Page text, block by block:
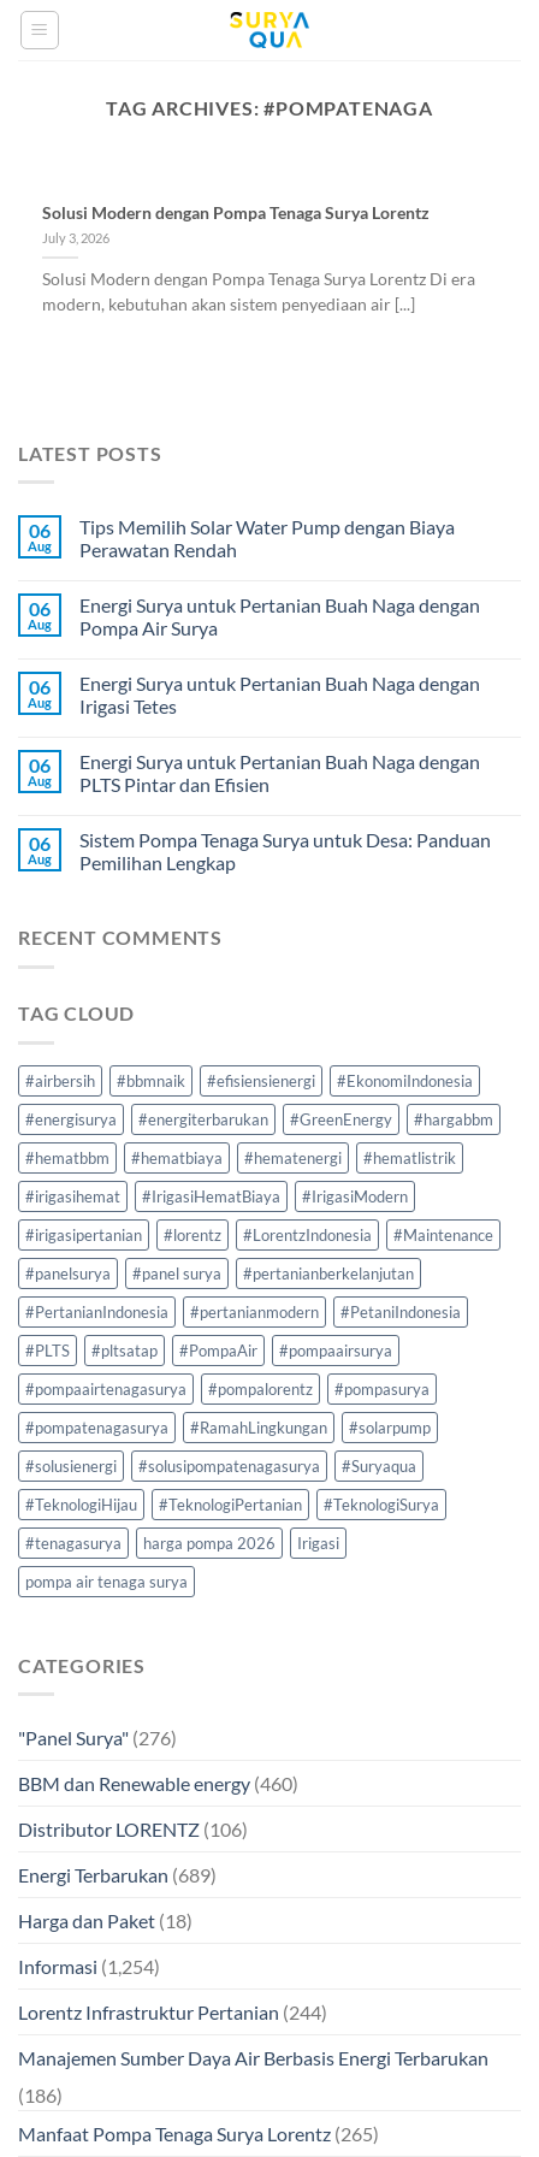
Skip
TAG ARCHIVES:#POMPATENAGA
Solusi Modern dengan Pompa Tenaga Surya Lorentz
July 3, 2026
Solusi Modern dengan Pompa Tenaga Surya Lorentz Di era
modern, kebutuhan akan sistem penyediaan air [...]
LATEST POSTS
06
Aug
Tips Memilih Solar Water Pump dengan Biaya
Perawatan Rendah
06
Aug
Energi Surya untuk Pertanian Buah Naga dengan
Pompa Air Surya
06
Aug
Energi Surya untuk Pertanian Buah Naga dengan
Irigasi Tetes
06
Aug
Energi Surya untuk Pertanian Buah Naga dengan
PLTS Pintar dan Efisien
06
Aug
Sistem Pompa Tenaga Surya untuk Desa: Panduan
Pemilihan Lengkap
RECENT COMMENTS
TAG CLOUD
#airbersih #bbmnaik #efisiensienergi
#EkonomiIndonesia
#energisurya
#energiterbarukan #GreenEnergy
#hargabbm
#hematbbm
#hematbiaya #hematenergi
#hematlistrik
#irigasihemat
#IrigasiHematBiaya
#IrigasiModern
#irigasipertanian
#lorentz #LorentzIndonesia
#Maintenance
#panelsurya
#panel surya
#pertanianberkelanjutan
#PertanianIndonesia
#pertanianmodern
#PetaniIndonesia
#PLTS
#pltsatap #PompaAir
#pompaairsurya
#pompaairtenagasurya
#pompalorentz
#pompasurya
#pompatenagasurya
#RamahLingkungan
#solarpump
#solusienergi
#solusipompatenagasurya
#Suryaqua
#TeknologiHijau
#TeknologiPertanian
#TeknologiSurya
#tenagasurya
harga pompa 2026
Irigasi
pompa air tenaga surya
CATEGORIES
"Panel Surya" (276)
BBM dan Renewable energy (460)
Distributor LORENTZ (106)
Energi Terbarukan (689)
Harga dan Paket (18)
Informasi (1,254)
Lorentz Infrastruktur Pertanian (244)
Manajemen Sumber Daya Air Berbasis Energi Terbarukan
(186)
Manfaat Pompa Tenaga Surya Lorentz (265)